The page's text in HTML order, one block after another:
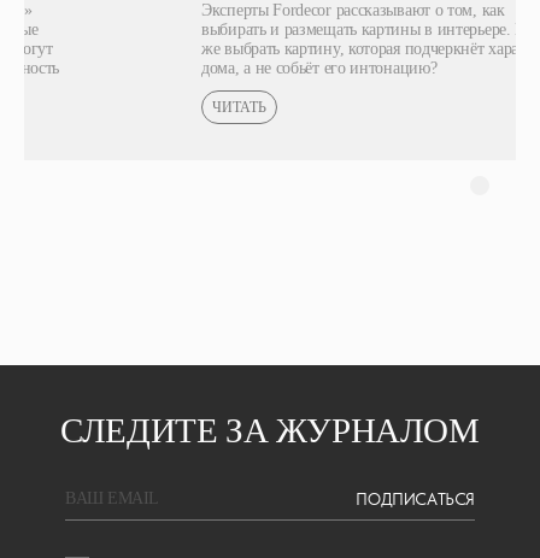
Эксперты Fordecor рассказывают о том, как
выбирать и размещать картины в интерьере. Как
же выбрать картину, которая подчеркнёт характер
дома, а не собьёт его интонацию?
СЛЕДИТЕ ЗА ЖУРНАЛОМ
BAШ EMAIL ПОДПИСАТЬСЯ